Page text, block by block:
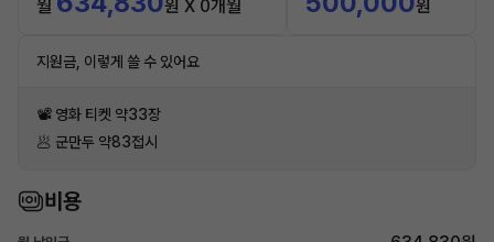
월 원 X 0개월 원
지원금, 이렇게 쓸 수 있어요
📽 영화 티켓 약33장
🥟 군만두 약83접시
비용